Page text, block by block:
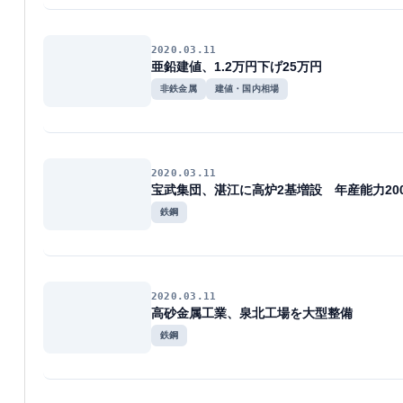
2020.03.11
亜鉛建値、1.2万円下げ25万円
非鉄金属 建値・国内相場
2020.03.11
宝武集団、湛江に高炉2基増設 年産能力
鉄鋼
2020.03.11
高砂金属工業、泉北工場を大型整備
鉄鋼